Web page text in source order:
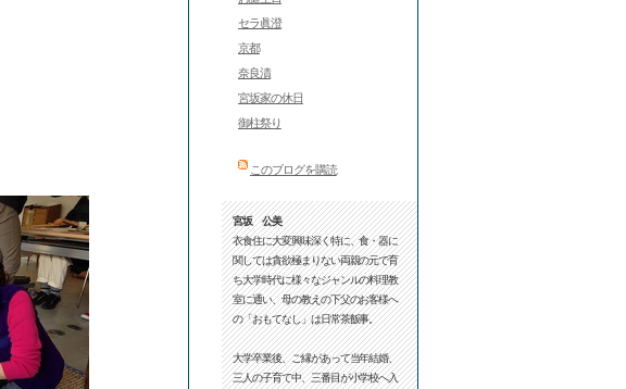
セラ眞澄
京都
奈良漬
宮坂家の休日
御柱祭り
このブログを購読
宮坂 公美
衣食住に大変興味深く特に、食・器に
関しては貪欲極まりない両親の元で育
ち大学時代に様々なジャンルの料理教
室に通い、母の教えの下父のお客様へ
の「おもてなし」は日常茶飯事。
大学卒業後、ご縁があって当年結婚、
三人の子育て中、三番目が小学校へ入